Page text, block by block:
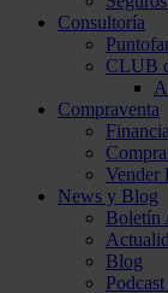
Consultoría
CLUB
Compraventa
Vender
News y Blog
Boletín
Blog